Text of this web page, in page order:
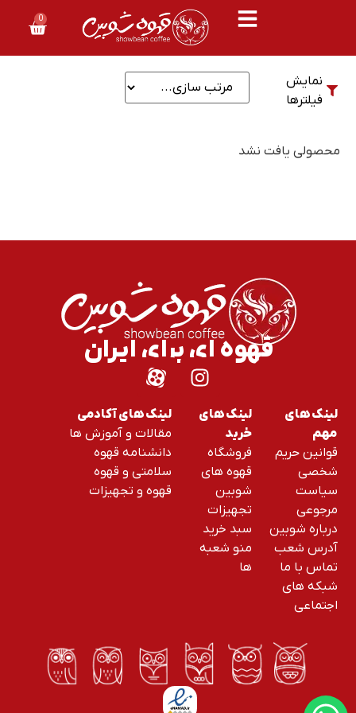
0
نمایش
فیلترها
محصولی یافت نشد
قهوه ای برای ایران
لینک های
مهم
قوانین حریم
شخصی
سیاست
مرجوعی
درباره شوبین
آدرس شعب
تماس با ما
شبکه های
اجتماعی
لینک های
خرید
فروشگاه
قهوه های
شوبین
تجهیزات
سبد خرید
منو شعبه
ها
لینک های آکادمی
مقالات و آموزش ها
دانشنامه قهوه
سلامتی و قهوه
قهوه و تجهیزات